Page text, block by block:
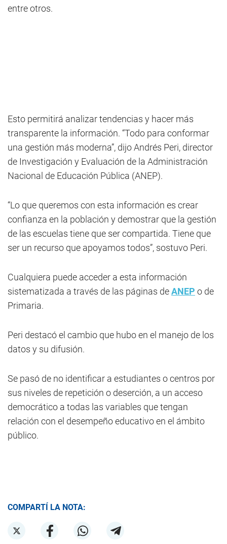
entre otros.
Esto permitirá analizar tendencias y hacer más
transparente la información. “Todo para conformar
una gestión más moderna”, dijo Andrés Peri, director
de Investigación y Evaluación de la Administración
Nacional de Educación Pública (ANEP).
“Lo que queremos con esta información es crear
confianza en la población y demostrar que la gestión
de las escuelas tiene que ser compartida. Tiene que
ser un recurso que apoyamos todos”, sostuvo Peri.
Cualquiera puede acceder a esta información
sistematizada a través de las páginas deANEP o de
Primaria.
Peri destacó el cambio que hubo en el manejo de los
datos y su difusión.
Se pasó de no identificar a estudiantes o centros por
sus niveles de repetición o deserción, a un acceso
democrático a todas las variables que tengan
relación con el desempeño educativo en el ámbito
público.
COMPARTÍ LA NOTA: